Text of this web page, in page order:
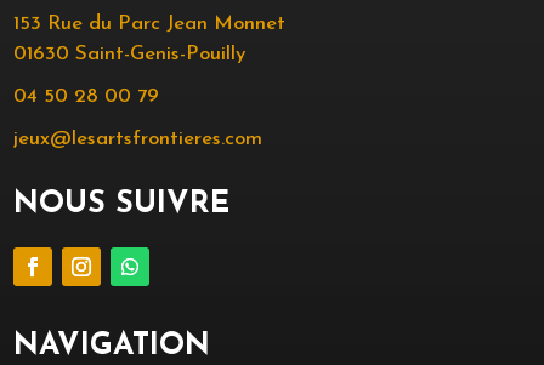
153 Rue du Parc Jean Monnet
01630 Saint-Genis-Pouilly
04 50 28 00 79
jeux@lesartsfrontieres.com
NOUS SUIVRE
NAVIGATION